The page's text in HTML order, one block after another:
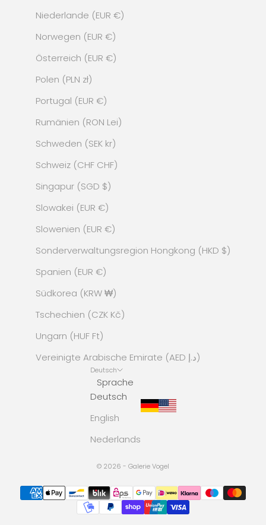
Niederlande (EUR €)
Norwegen (EUR €)
Österreich (EUR €)
Polen (PLN zł)
Portugal (EUR €)
Rumänien (RON Lei)
Schweden (SEK kr)
Schweiz (CHF CHF)
Singapur (SGD $)
Slowakei (EUR €)
Slowenien (EUR €)
Sonderverwaltungsregion Hongkong (HKD $)
Spanien (EUR €)
Südkorea (KRW ₩)
Tschechien (CZK Kč)
Ungarn (HUF Ft)
Vereinigte Arabische Emirate (AED د.إ)
Deutsch
Sprache
Deutsch
English
Nederlands
© 2026 - Galerie Vogel